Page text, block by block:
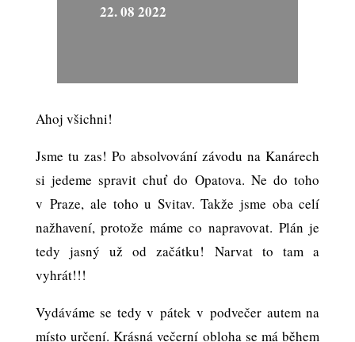
22. 08 2022
Ahoj všichni!
Jsme tu zas! Po absolvování závodu na Kanárech
si jedeme spravit chuť do Opatova. Ne do toho
v Praze, ale toho u Svitav. Takže jsme oba celí
nažhavení, protože máme co napravovat. Plán je
tedy jasný už od začátku! Narvat to tam a
vyhrát!!!
Vydáváme se tedy v pátek v podvečer autem na
místo určení. Krásná večerní obloha se má během